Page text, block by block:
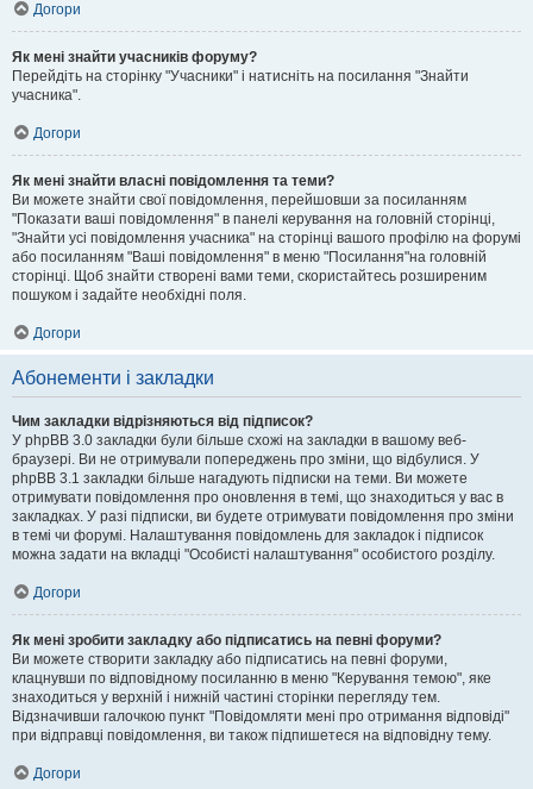
Догори
Як мені знайти учасників форуму?
Перейдіть на сторінку "Учасники" і натисніть на посилання "Знайти
учасника".
Догори
Як мені знайти власні повідомлення та теми?
Ви можете знайти свої повідомлення, перейшовши за посиланням
"Показати ваші повідомлення" в панелі керування на головній сторінці,
"Знайти усі повідомлення учасника" на сторінці вашого профілю на форумі
або посиланням "Ваші повідомлення" в меню "Посилання"на головній
сторінці. Щоб знайти створені вами теми, скористайтесь розширеним
пошуком і задайте необхідні поля.
Догори
Абонементи і закладки
Чим закладки відрізняються від підписок?
У phpBB 3.0 закладки були більше схожі на закладки в вашому веб-
браузері. Ви не отримували попереджень про зміни, що відбулися. У
phpBB 3.1 закладки більше нагадують підписки на теми. Ви можете
отримувати повідомлення про оновлення в темі, що знаходиться у вас в
закладках. У разі підписки, ви будете отримувати повідомлення про зміни
в темі чи форумі. Налаштування повідомлень для закладок і підписок
можна задати на вкладці "Особисті налаштування" особистого розділу.
Догори
Як мені зробити закладку або підписатись на певні форуми?
Ви можете створити закладку або підписатись на певні форуми,
клацнувши по відповідному посиланню в меню "Керування темою", яке
знаходиться у верхній і нижній частині сторінки перегляду тем.
Відзначивши галочкою пункт "Повідомляти мені про отримання відповіді"
при відправці повідомлення, ви також підпишетеся на відповідну тему.
Догори